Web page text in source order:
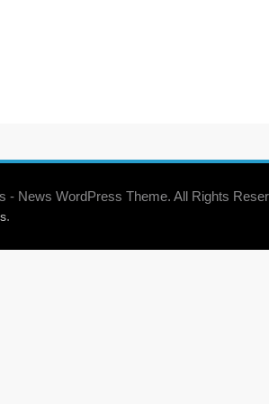
- News WordPress Theme. All Rights
.